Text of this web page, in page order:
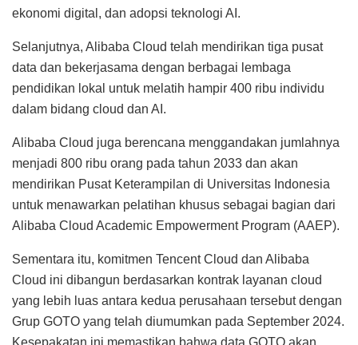
ekonomi digital, dan adopsi teknologi AI.
Selanjutnya, Alibaba Cloud telah mendirikan tiga pusat
data dan bekerjasama dengan berbagai lembaga
pendidikan lokal untuk melatih hampir 400 ribu individu
dalam bidang cloud dan AI.
Alibaba Cloud juga berencana menggandakan jumlahnya
menjadi 800 ribu orang pada tahun 2033 dan akan
mendirikan Pusat Keterampilan di Universitas Indonesia
untuk menawarkan pelatihan khusus sebagai bagian dari
Alibaba Cloud Academic Empowerment Program (AAEP).
Sementara itu, komitmen Tencent Cloud dan Alibaba
Cloud ini dibangun berdasarkan kontrak layanan cloud
yang lebih luas antara kedua perusahaan tersebut dengan
Grup GOTO yang telah diumumkan pada September 2024.
Kesepakatan ini memastikan bahwa data GOTO akan